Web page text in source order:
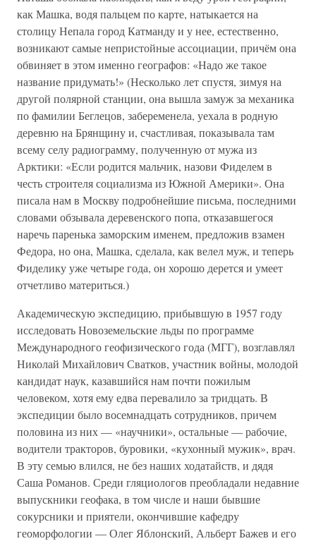
как Машка, водя пальцем по карте, натыкается на
столицу Непала город Катманду и у нее, естественно,
возникают самые непристойные ассоциации, причём она
обвиняет в этом именно географов: «Надо же такое
название придумать!» (Несколько лет спустя, зимуя на
другой полярной станции, она вышла замуж за механика
по фамилии Беглецов, забеременела, уехала в родную
деревню на Брянщину и, счастливая, показывала там
всему селу радиограмму, полученную от мужа из
Арктики: «Если родится мальчик, назови Фиделем в
честь строителя социализма из Южной Америки». Она
писала нам в Москву подробнейшие письма, последними
словами обзывала деревенского попа, отказавшегося
наречь паренька заморским именем, предложив взамен
Федора, но она, Машка, сделала, как велел муж, и теперь
Фиделику уже четыре года, он хорошо дерется и умеет
отчетливо материться.)
Академическую экспедицию, прибывшую в 1957 году
исследовать Новоземельские льды по программе
Международного геофизического года (МГГ), возглавлял
Николай Михайлович Сватков, участник войны, молодой
кандидат наук, казавшийся нам почти пожилым
человеком, хотя ему едва перевалило за тридцать. В
экспедиции было восемнадцать сотрудников, причем
половина из них — «научники», остальные — рабочие,
водители тракторов, буровики, «кухонный мужик», врач.
В эту семью влился, не без наших ходатайств, и дядя
Саша Романов. Среди гляциологов преобладали недавние
выпускники геофака, в том числе и наши бывшие
сокурсники и приятели, окончившие кафедру
геоморфологии — Олег Яблонский, Альберт Бажев и его